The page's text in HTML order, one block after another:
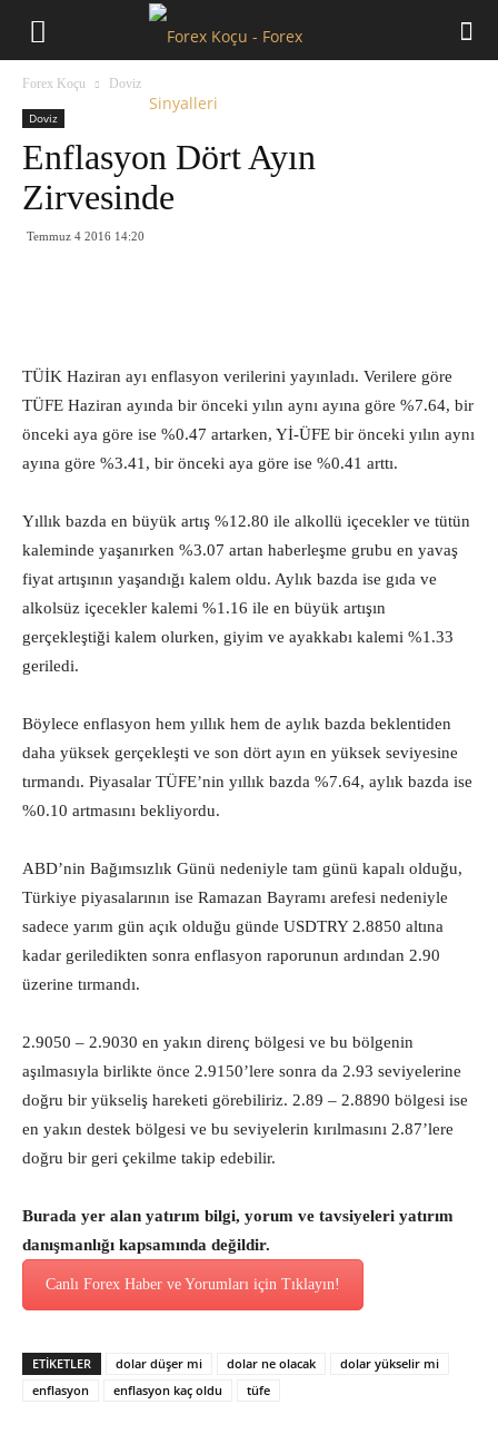
Forex Koçu Doviz
Doviz
Enflasyon Dört Ayın
Zirvesinde
Temmuz 4 2016 14:20
TÜİK Haziran ayı enflasyon verilerini yayınladı. Verilere göre
TÜFE Haziran ayında bir önceki yılın aynı ayına göre %7.64, bir
önceki aya göre ise %0.47 artarken, Yİ-ÜFE bir önceki yılın aynı
ayına göre %3.41, bir önceki aya göre ise %0.41 arttı.
Yıllık bazda en büyük artış %12.80 ile alkollü içecekler ve tütün
kaleminde yaşanırken %3.07 artan haberleşme grubu en yavaş
fiyat artışının yaşandığı kalem oldu. Aylık bazda ise gıda ve
alkolsüz içecekler kalemi %1.16 ile en büyük artışın
gerçekleştiği kalem olurken, giyim ve ayakkabı kalemi %1.33
geriledi.
Böylece enflasyon hem yıllık hem de aylık bazda beklentiden
daha yüksek gerçekleşti ve son dört ayın en yüksek seviyesine
tırmandı. Piyasalar TÜFE’nin yıllık bazda %7.64, aylık bazda ise
%0.10 artmasını bekliyordu.
ABD’nin Bağımsızlık Günü nedeniyle tam günü kapalı olduğu,
Türkiye piyasalarının ise Ramazan Bayramı arefesi nedeniyle
sadece yarım gün açık olduğu günde USDTRY 2.8850 altına
kadar geriledikten sonra enflasyon raporunun ardından 2.90
üzerine tırmandı.
2.9050 – 2.9030 en yakın direnç bölgesi ve bu bölgenin
aşılmasıyla birlikte önce 2.9150’lere sonra da 2.93 seviyelerine
doğru bir yükseliş hareketi görebiliriz. 2.89 – 2.8890 bölgesi ise
en yakın destek bölgesi ve bu seviyelerin kırılmasını 2.87’lere
doğru bir geri çekilme takip edebilir.
Burada yer alan yatırım bilgi, yorum ve tavsiyeleri yatırım
danışmanlığı kapsamında değildir.
Canlı Forex Haber ve Yorumları için Tıklayın!
ETİKETLER dolar düşer mi dolar ne olacak
dolar yükselir mi
enflasyon
enflasyon kaç oldu tüfe